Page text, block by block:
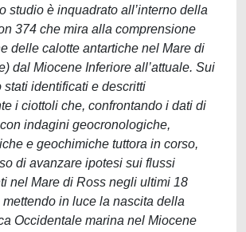
studio è inquadrato all’interno della
374 che mira alla comprensione
delle calotte antartiche nel Mare di
dal Miocene Inferiore all’attuale. Sui
stati identificati e descritti
i ciottoli che, confrontando i dati di
indagini geocronologiche,
e geochimiche tuttora in corso,
di avanzare ipotesi sui flussi
nel Mare di Ross negli ultimi 18
in luce la nascita della
Occidentale marina nel Miocene